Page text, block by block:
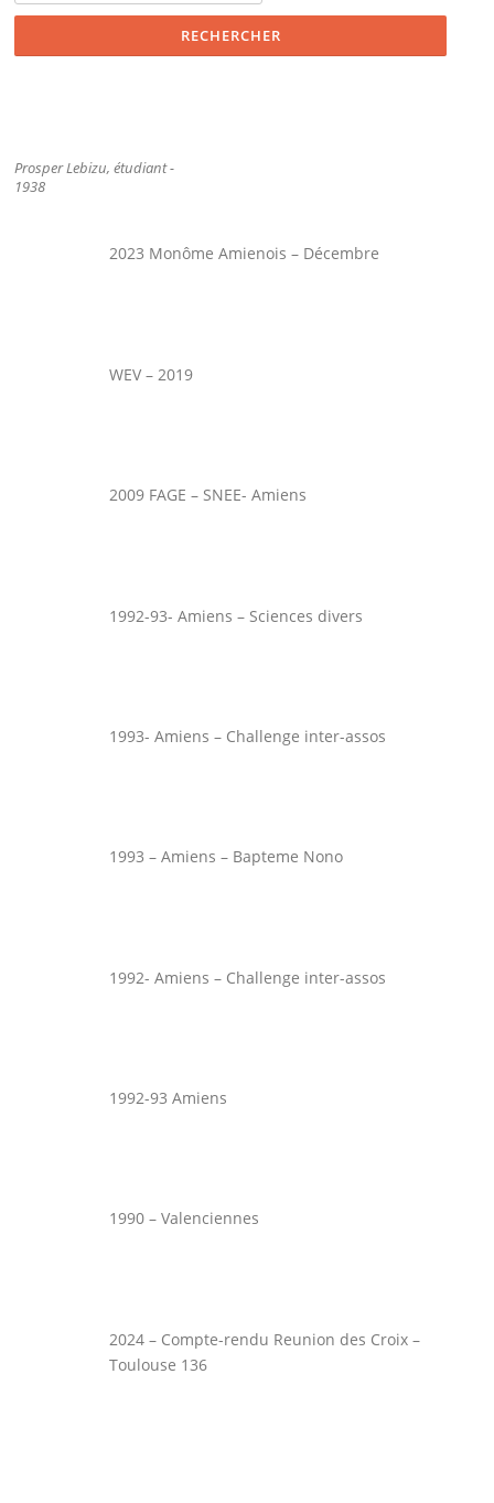
Prosper Lebizu, étudiant -
1938
2023 Monôme Amienois – Décembre
WEV – 2019
2009 FAGE – SNEE- Amiens
1992-93- Amiens – Sciences divers
1993- Amiens – Challenge inter-assos
1993 – Amiens – Bapteme Nono
1992- Amiens – Challenge inter-assos
1992-93 Amiens
1990 – Valenciennes
2024 – Compte-rendu Reunion des Croix –
Toulouse 136